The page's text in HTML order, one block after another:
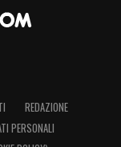
REDAZIONE
PERSONALI